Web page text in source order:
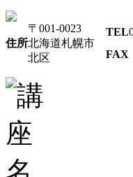
住所
〒001-0023
北海道札幌市
北区
TEL
FAX